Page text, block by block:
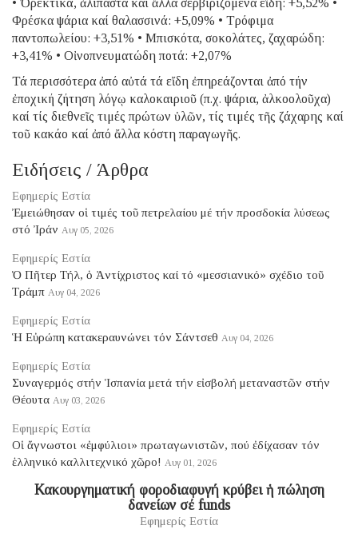
Φρέσκα ψάρια καί θαλασσινά: +5,09% • Τρόφιμα
παντοπωλείου: +3,51% • Μπισκότα, σοκολάτες, ζαχαρώδη:
+3,41% • Οἰνοπνευματώδη ποτά: +2,07%
Τά περισσότερα ἀπό αὐτά τά εἴδη ἐπηρεάζονται ἀπό τήν
ἐποχική ζήτηση λόγῳ καλοκαιριοῦ (π.χ. ψάρια, ἀλκοολοῦχα)
καί τίς διεθνεῖς τιμές πρώτων ὑλῶν, τίς τιμές τῆς ζάχαρης καί
τοῦ κακάο καί ἀπό ἄλλα κόστη παραγωγῆς.
Ειδήσεις / Άρθρα
Εφημερίς Εστία
Ἐμειώθησαν οἱ τιμές τοῦ πετρελαίου μέ τήν προσδοκία λύσεως
στό Ἰράν Αυγ 05, 2026
Εφημερίς Εστία
Ὁ Πῆτερ Τήλ, ὁ Ἀντίχριστος καί τό «μεσσιανικό» σχέδιο τοῦ
Τράμπ Αυγ 04, 2026
Εφημερίς Εστία
Ἡ Εὐρώπη κατακεραυνώνει τόν Σάντσεθ Αυγ 04, 2026
Εφημερίς Εστία
Συναγερμός στήν Ἱσπανία μετά τήν εἰσβολή μεταναστῶν στήν
Θέουτα Αυγ 03, 2026
Εφημερίς Εστία
Οἱ ἄγνωστοι «ἐμφύλιοι» πρωταγωνιστῶν, πού ἐδίχασαν τόν
ἑλληνικό καλλιτεχνικό χῶρο! Αυγ 01, 2026
Κακουργηματική φοροδιαφυγή κρύβει ἡ πώληση
δανείων σέ funds
Εφημερίς Εστία